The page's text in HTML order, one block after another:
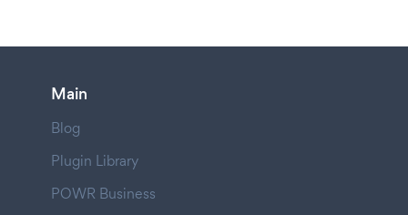
Main
Blog
Plugin Library
POWR Business